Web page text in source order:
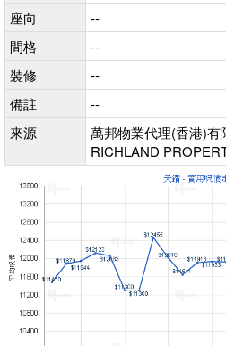
座向
--
間格
--
裝修
--
備註
--
來源
萬邦物業代理(香港)有
RICHLAND